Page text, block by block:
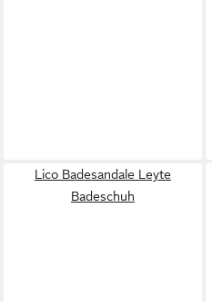
Lico Badesandale Leyte
Badeschuh